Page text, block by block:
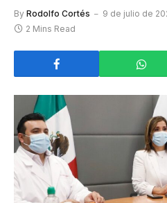
By Rodolfo Cortés 9 de julio de
2 Mins Read